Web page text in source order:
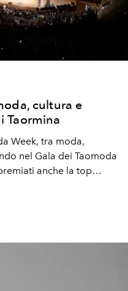
cultura e
Taormina
Week, tra moda,
nel Gala dei Taomoda
anche la top